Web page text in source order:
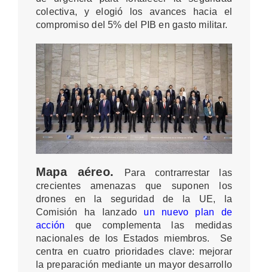
colectiva, y elogió los avances hacia el
compromiso del 5% del PIB en gasto militar.
Mapa aéreo.
Para contrarrestar las
crecientes amenazas que suponen los
drones en la seguridad de la UE, la
Comisión ha lanzado un nuevo plan de
acción que complementa las medidas
nacionales de los Estados miembros. Se
centra en cuatro prioridades clave: mejorar
la preparación mediante un mayor desarrollo